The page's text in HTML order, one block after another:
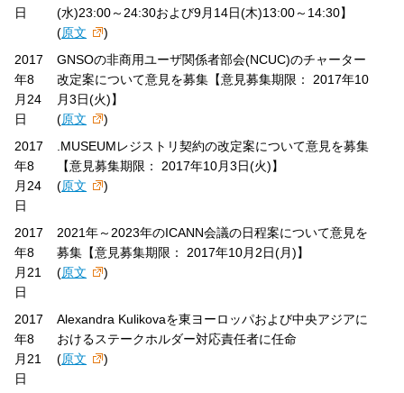
日
(水)23:00～24:30および9月14日(木)13:00～14:30】
(原文
)
2017
年8
月24
日
GNSOの非商用ユーザ関係者部会(NCUC)のチャーター
改定案について意見を募集【意見募集期限： 2017年10
月3日(火)】
(原文
)
2017
年8
月24
日
.MUSEUMレジストリ契約の改定案について意見を募集
【意見募集期限： 2017年10月3日(火)】
(原文 )
2017
年8
月21
日
2021年～2023年のICANN会議の日程案について意見を
募集【意見募集期限： 2017年10月2日(月)】
(原文 )
2017
年8
月21
日
Alexandra Kulikovaを東ヨーロッパおよび中央アジアに
おけるステークホルダー対応責任者に任命
(原文 )